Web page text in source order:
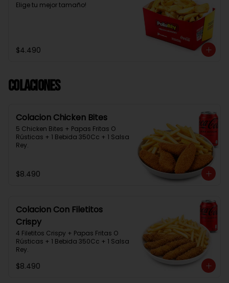
Elige tu mejor tamaño!
$4.490
Colaciones
Colacion Chicken Bites
5 Chicken Bites + Papas Fritas O
Rústicas + 1 Bebida 350Cc + 1 Salsa
Rey.
$8.490
Colacion Con Filetitos
Crispy
4 Filetitos Crispy + Papas Fritas O
Rústicas + 1 Bebida 350Cc + 1 Salsa
Rey.
$8.490